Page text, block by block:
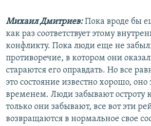
Михаил Дмитриев:Пока вроде бы
как раз соответствует этому
конфликту. Пока люди еще не
противоречие, в котором они
стараются его оправдать. Но все
это состояние известно хорошо, оно
временем. Люди забывают остроту
только они забывают, все вот эти
возвращаются в нормальное свое